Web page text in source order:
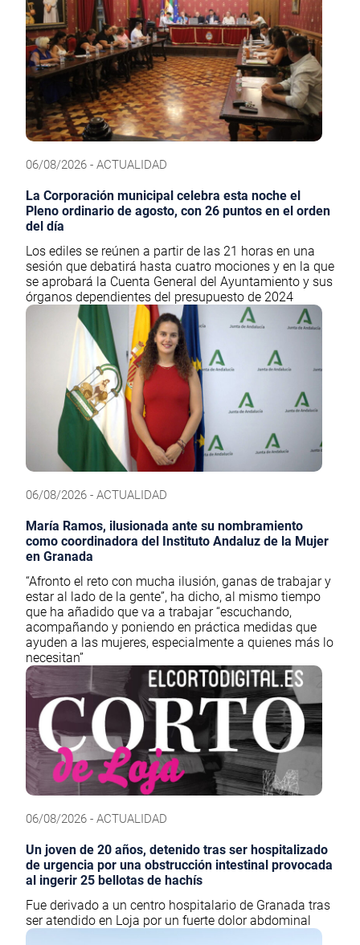
06/08/2026 - ACTUALIDAD
La Corporación municipal celebra esta noche el
Pleno ordinario de agosto, con 26 puntos en el orden
del día
Los ediles se reúnen a partir de las 21 horas en una
sesión que debatirá hasta cuatro mociones y en la que
se aprobará la Cuenta General del Ayuntamiento y sus
órganos dependientes del presupuesto de 2024
06/08/2026 - ACTUALIDAD
María Ramos, ilusionada ante su nombramiento
como coordinadora del Instituto Andaluz de la Mujer
en Granada
“Afronto el reto con mucha ilusión, ganas de trabajar y
estar al lado de la gente”, ha dicho, al mismo tiempo
que ha añadido que va a trabajar “escuchando,
acompañando y poniendo en práctica medidas que
ayuden a las mujeres, especialmente a quienes más lo
necesitan”
06/08/2026 - ACTUALIDAD
Un joven de 20 años, detenido tras ser hospitalizado
de urgencia por una obstrucción intestinal provocada
al ingerir 25 bellotas de hachís
Fue derivado a un centro hospitalario de Granada tras
ser atendido en Loja por un fuerte dolor abdominal